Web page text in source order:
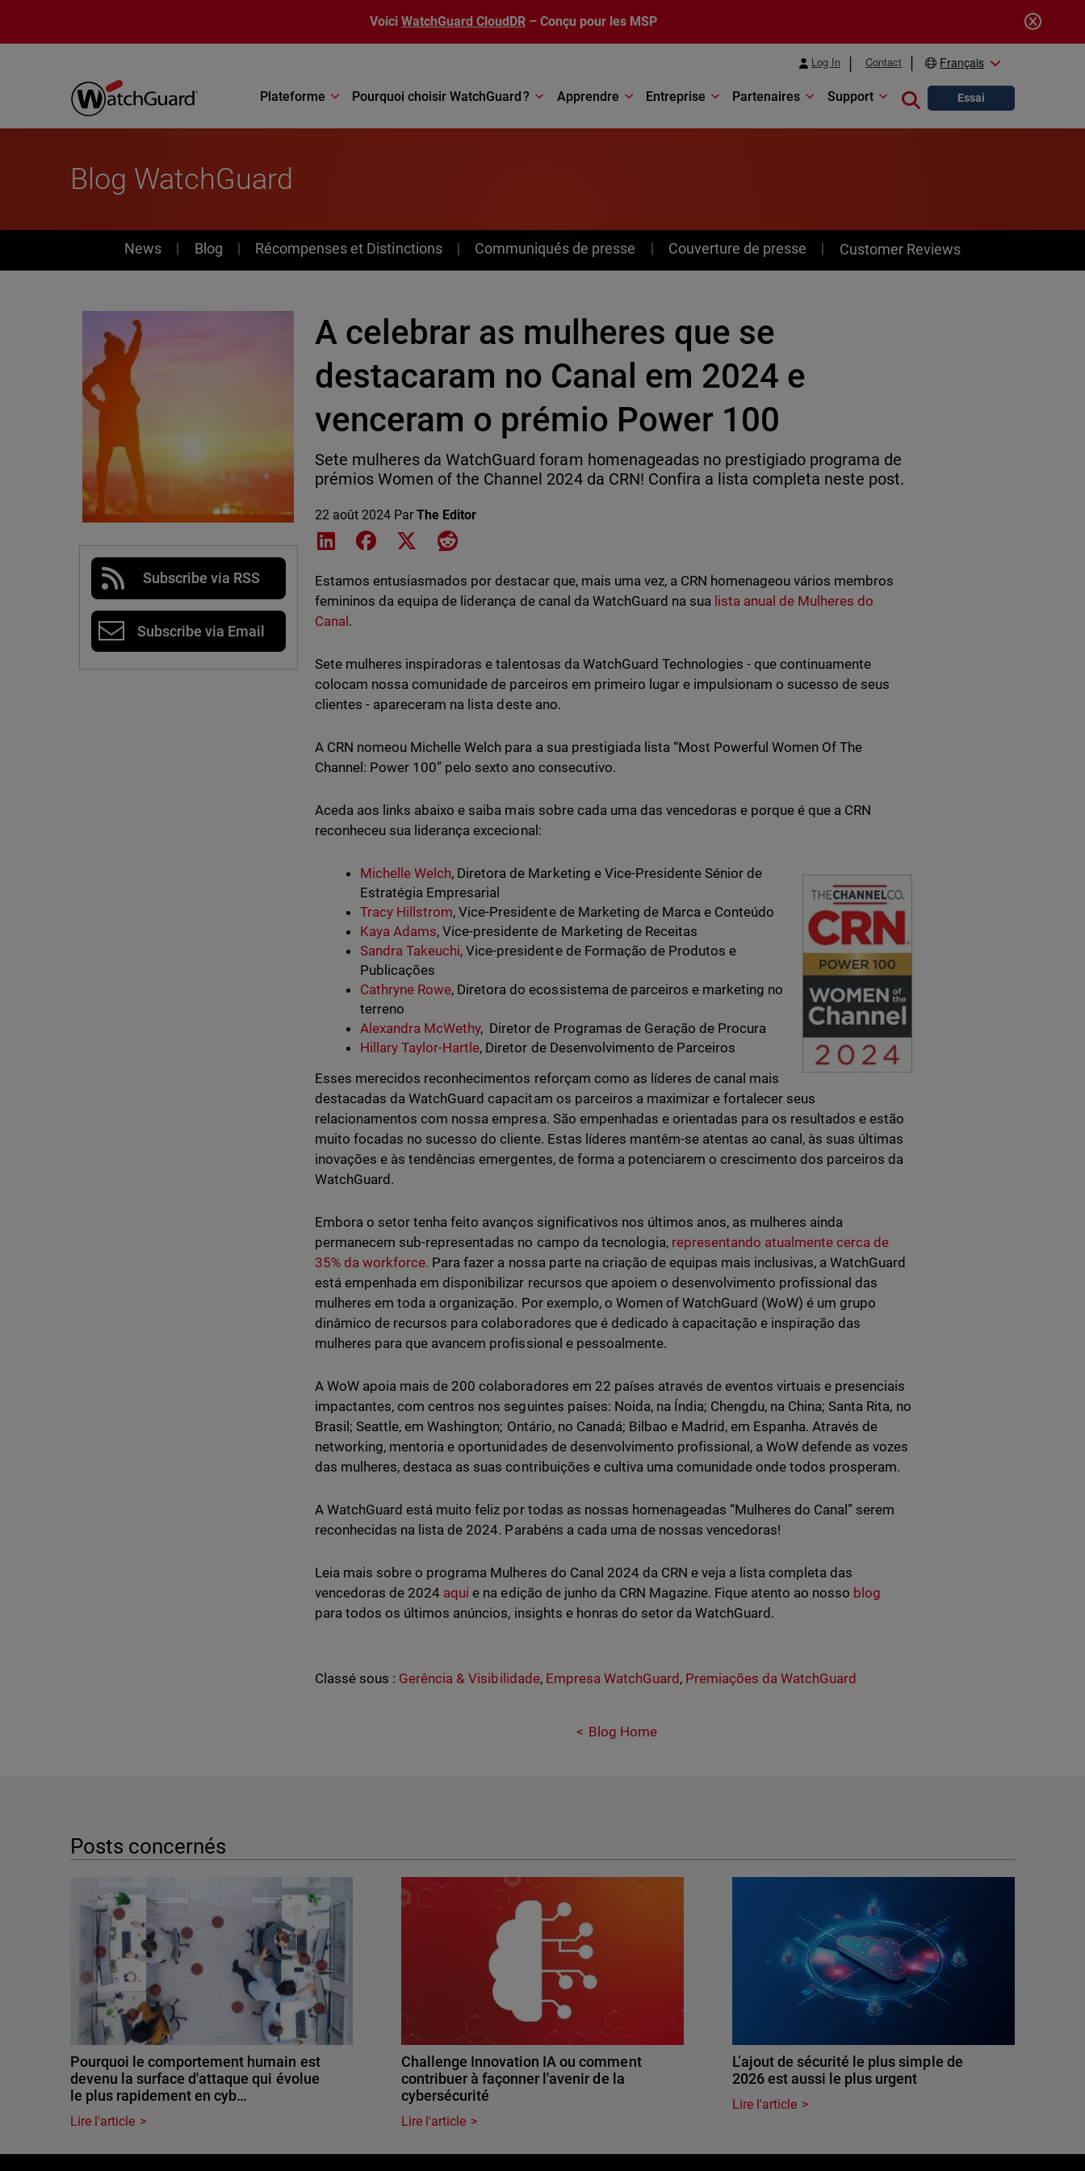
Voici WatchGuard CloudDR – Conçu pour les MSP
Log In Contact Français
Plateforme Pourquoi choisir WatchGuard ? Apprendre Entreprise Partenaires Support Close search
Essai
Blog WatchGuard
News
News Blog Récompenses et Distinctions Communiqués de presse Couverture de presse Customer Reviews
Subscribe via RSS
Subscribe via Email
A celebrar as mulheres que se
destacaram no Canal em 2024 e
venceram o prémio Power 100
Sete mulheres da WatchGuard foram homenageadas no prestigiado programa de
prémios Women of the Channel 2024 da CRN! Confira a lista completa neste post.
22 août 2024 ParThe Editor
Share on LinkedIn
Share on Facebook
Share on XShare on Reddit
Estamos entusiasmados por destacar que, mais uma vez, a CRN homenageou vários membros
femininos da equipa de liderança de canal da WatchGuard na sua lista anual de Mulheres do
Canal .
Sete mulheres inspiradoras e talentosas da WatchGuard Technologies - que continuamente
colocam nossa comunidade de parceiros em primeiro lugar e impulsionam o sucesso de seus
clientes - apareceram na lista deste ano.
A CRN nomeou Michelle Welch para a sua prestigiada lista “Most Powerful Women Of The
Channel: Power 100” pelo sexto ano consecutivo.
Aceda aos links abaixo e saiba mais sobre cada uma das vencedoras e porque é que a CRN
reconheceu sua liderança excecional:
Michelle Welch, Diretora de Marketing e Vice-Presidente Sénior de
Estratégia Empresarial
Tracy Hillstrom, Vice-Presidente de Marketing de Marca e Conteúdo
Kaya Adams, Vice-presidente de Marketing de Receitas
Sandra Takeuchi, Vice-presidente de Formação de Produtos e
Publicações
Cathryne Rowe, Diretora do ecossistema de parceiros e marketing no
terreno
Alexandra McWethy, ​​Diretor de Programas de Geração de Procura
Hillary Taylor-Hartle, Diretor de Desenvolvimento de Parceiros
Esses merecidos reconhecimentos reforçam como as líderes de canal mais
destacadas da WatchGuard capacitam os parceiros a maximizar e fortalecer seus
relacionamentos com nossa empresa. São empenhadas e orientadas para os resultados e estão
muito focadas no sucesso do cliente. Estas líderes mantêm-se atentas ao canal, às suas últimas
inovações e às tendências emergentes, de forma a potenciarem o crescimento dos parceiros da
WatchGuard.
Embora o setor tenha feito avanços significativos nos últimos anos, as mulheres ainda
permanecem sub-representadas no campo da tecnologia, representando atualmente cerca de
35% da workforce. Para fazer a nossa parte na criação de equipas mais inclusivas, a WatchGuard
está empenhada em disponibilizar recursos que apoiem o desenvolvimento profissional das
mulheres em toda a organização. Por exemplo, o Women of WatchGuard (WoW) é um grupo
dinâmico de recursos para colaboradores que é dedicado à capacitação e inspiração das
mulheres para que avancem profissional e pessoalmente.
A WoW apoia mais de 200 colaboradores em 22 países através de eventos virtuais e presenciais
impactantes, com centros nos seguintes países: Noida, na Índia; Chengdu, na China; Santa Rita, no
Brasil; Seattle, em Washington; Ontário, no Canadá; Bilbao e Madrid, em Espanha. Através de
networking, mentoria e oportunidades de desenvolvimento profissional, a WoW defende as vozes
das mulheres, destaca as suas contribuições e cultiva uma comunidade onde todos prosperam.
A WatchGuard está muito feliz por todas as nossas homenageadas “Mulheres do Canal” serem
reconhecidas na lista de 2024. Parabéns a cada uma de nossas vencedoras!
Leia mais sobre o programa Mulheres do Canal 2024 da CRN e veja a lista completa das
vencedoras de 2024 aqui e na edição de junho da CRN Magazine. Fique atento ao nosso blog
para todos os últimos anúncios, insights e honras do setor da WatchGuard.
Classé sous : Gerência & Visibilidade, Empresa WatchGuard , Premiações da WatchGuard
Blog Home
Posts concernés
Pourquoi le comportement humain est
devenu la surface d'attaque qui évolue
le plus rapidement en cyb…
Lire l'article
Challenge Innovation IA ou comment
contribuer à façonner l'avenir de la
cybersécurité
Lire l'article
L’ajout de sécurité le plus simple de
2026 est aussi le plus urgent
Lire l'article